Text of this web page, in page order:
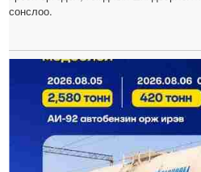
сонслоо.